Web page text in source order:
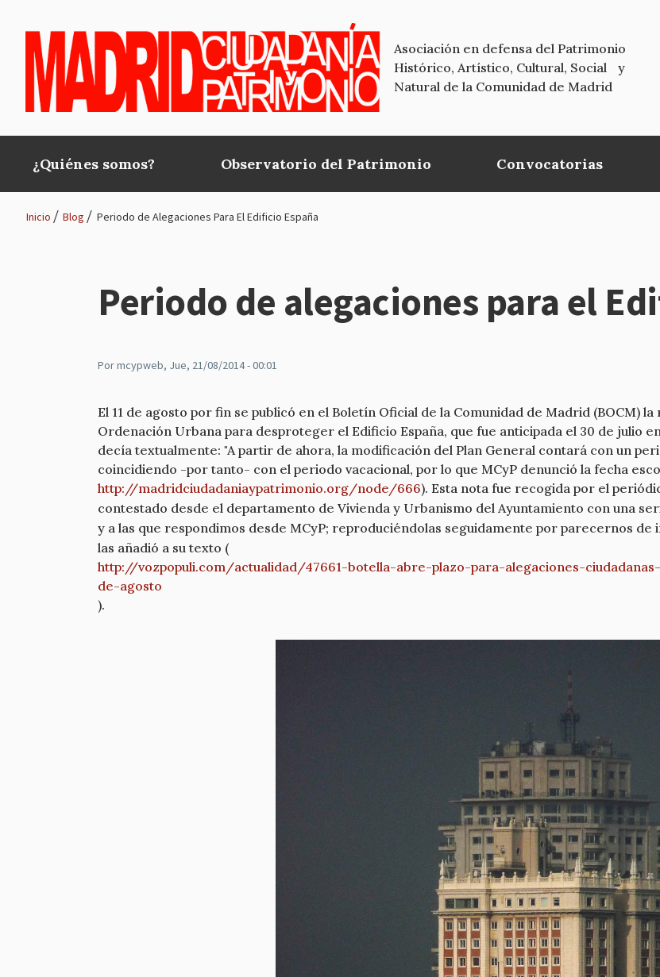
Asociación en defensa del Patrimonio
Histórico, Artístico, Cultural, Social y
Natural de la Comunidad de Madrid
Main
navigation
¿Quiénes somos? Observatorio del Patrimonio Convocatorias
Inicio Blog Periodo de Alegaciones Para El Edificio España
Periodo de alegaciones para el
Pormcypweb, Jue, 21/08/2014 - 00:01
El 11 de agosto por fin se publicó en el Boletín Oficial de la Comunidad de Madrid (BOCM)
Ordenación Urbana para desproteger el Edificio España, que fue anticipada el 30 de julio
decía textualmente: "A partir de ahora, la modificación del Plan General contará con un
coincidiendo -por tanto- con el periodo vacacional, por lo que MCyP denunció la fecha
http://madridciudadaniaypatrimonio.org/node/666). Esta nota fue recogida por el
contestado desde el departamento de Vivienda y Urbanismo del Ayuntamiento con una
y a las que respondimos desde MCyP; reproduciéndolas seguidamente por parecernos de
las añadió a su texto (
http://vozpopuli.com/actualidad/47661-botella-abre-plazo-para-alegaciones-
de-agosto
).